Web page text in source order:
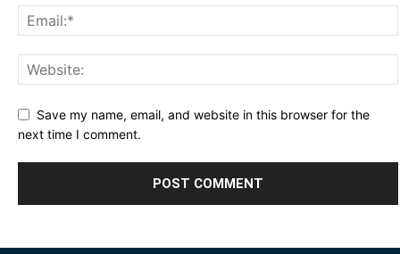
Save my name, email, and website in this browser for the
next time I comment.